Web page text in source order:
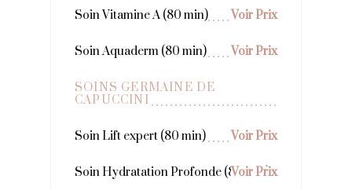
Soin Vitamine A (80 min) Voir Prix
Soin Aquaderm (80 min) Voir Prix
SOINS GERMAINE DE
CAPUCCINI
Soin Lift expert (80 min) Voir Prix
Soin Hydratation Profonde (80 min)
Voir Prix